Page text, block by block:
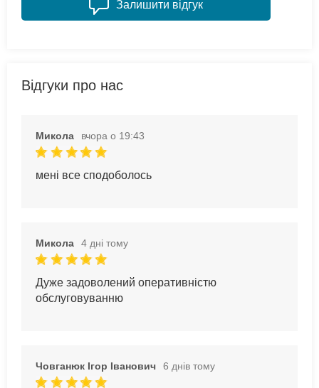
Залишити відгук
Відгуки про нас
Микола вчора о 19:43
мені все сподоболось
Микола 4 дні тому
Дуже задоволений оперативністю
обслуговуванню
Човганюк Ігор Іванович 6 днів тому